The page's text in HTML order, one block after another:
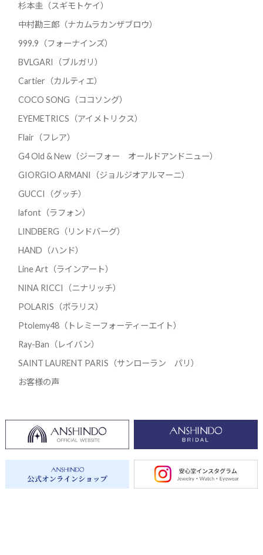
杉本圭（スギモトケイ）
中村勘三郎（ナカムラカンザブロウ）
999.9（フォーナインズ）
BVLGARI（ブルガリ）
Cartier（カルティエ）
COCO SONG（ココソング）
EYEMETRICS（アイメトリクス）
Flair（フレア）
G4 Old & New（ジーフォー オールドアンドニュー）
GIORGIO ARMANI（ジョルジオアルマーニ）
GUCCI（グッチ）
lafont（ラフォン）
LINDBERG（リンドバーグ）
HAND（ハンド）
Line Art（ラインアート）
NINA RICCI（ニナリッチ）
POLARIS（ポラリス）
Ptolemy48（トレミーフォーティーエイト）
Ray-Ban（レイバン）
SAINT LAURENT PARIS（サンローラン パリ）
お客様の声